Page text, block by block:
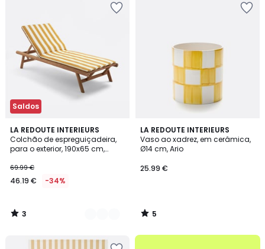
desconto
aplicado.
Saldos
LA REDOUTE INTERIEURS
Colchão de espreguiçadeira,
para o exterior, 190x65 cm,
69.99 €
46.19 € -34%
3
/
5
2
Cores
3
/
LA REDOUTE INTERIEURS
Vaso ao xadrez, em cerâmica,
Ø14 cm, Ario
25.99 €
5
/
5
5
/
até